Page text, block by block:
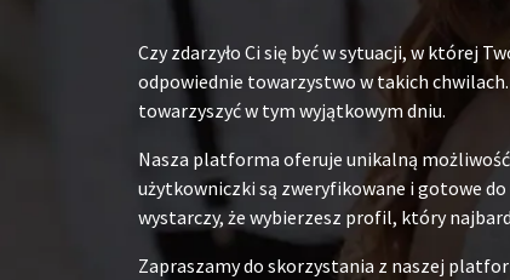
Czy zdarzyło Ci się być w sytuacji, w której
odpowiednie towarzystwo w takich
towarzyszyć w tym wyjątkowym dniu.
Nasza platforma oferuje unikalną
użytkowniczki są zweryfikowane i gotowe
wystarczy, że wybierzesz profil, który
Zapraszamy do skorzystania z naszej